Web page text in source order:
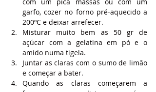
garfo, cozer no forno pré-aquecido a
200ºC e deixar arrefecer.
Misturar muito bem as 50 gr de
açúcar com a gelatina em pó e o
amido numa tigela.
Juntar as claras com o sumo de limão
e começar a bater.
Quando as claras começarem a